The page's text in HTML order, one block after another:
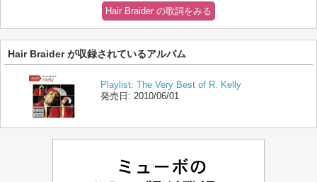
Hair Braider の歌詞をみる
Hair Braider が収録されているアルバム
Playlist: The Very Best of R. Kelly
発売日: 2010/06/01